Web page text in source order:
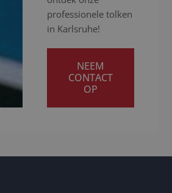
professionele tolken
in Karlsruhe!
NEEM
CONTACT
OP